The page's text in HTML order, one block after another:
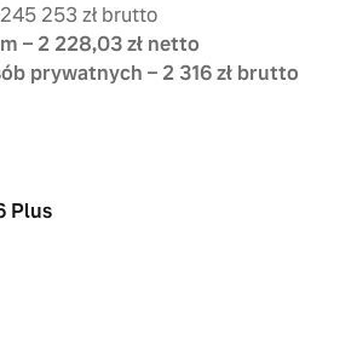
253 zł brutto
– 2 228,03 zł netto
prywatnych – 2 316 zł brutto
Plus